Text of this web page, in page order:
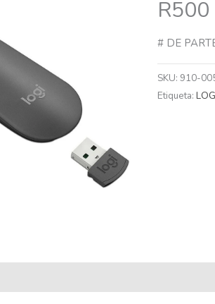
R500
# DE
SKU:910-
Etiqueta: